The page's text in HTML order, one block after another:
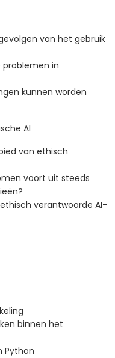
van het gebruik
problemen in
kunnen worden
AI
van ethisch
voort uit steeds
verantwoorde AI-
binnen het
Python